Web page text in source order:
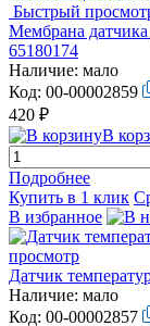
Быстрый
Мембрана
65180174
Наличие: мало
Код: 00-00002859
420 ₽
В
Подробнее
Купить в 1 клик
В избранное
просмотр
Датчик
Наличие: мало
Код: 00-00002857